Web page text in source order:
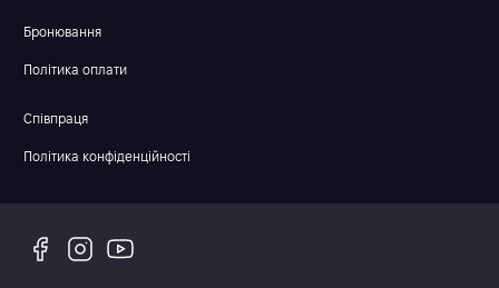
Бронювання
Політика оплати
Співпраця
Політика конфіденційності